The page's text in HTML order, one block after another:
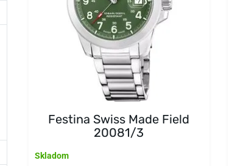
Festina Swiss Made Field
20081/3
Skladom